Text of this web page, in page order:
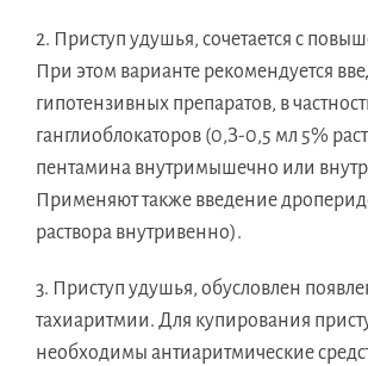
2. Приступ удушья, сочетается с
При этом варианте рекомендуется
гипотензивных препаратов, в
ганглиоблокаторов (0,З-0,5 мл 5%
пентамина внутримышечно или
Применяют также введение
раствора внутривенно).
3. Приступ удушья, обусловлен
тахиаритмии. Для купирования
необходимы антиаритмические